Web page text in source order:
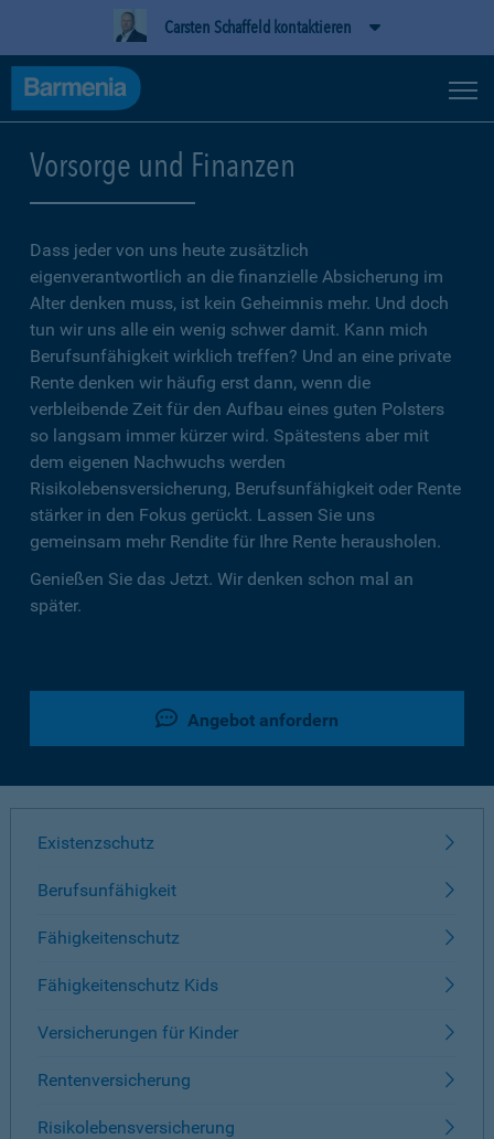
Carsten Schaffeld kontaktieren
Vorsorge und Finanzen
Dass jeder von uns heute zusätzlich
eigenverantwortlich an die finanzielle Absicherung im
Alter denken muss, ist kein Geheimnis mehr. Und doch
tun wir uns alle ein wenig schwer damit. Kann mich
Berufsunfähigkeit wirklich treffen? Und an eine private
Rente denken wir häufig erst dann, wenn die
verbleibende Zeit für den Aufbau eines guten Polsters
so langsam immer kürzer wird. Spätestens aber mit
dem eigenen Nachwuchs werden
Risikolebensversicherung, Berufsunfähigkeit oder Rente
stärker in den Fokus gerückt. Lassen Sie uns
gemeinsam mehr Rendite für Ihre Rente herausholen.
Genießen Sie das Jetzt. Wir denken schon mal an
später.
Angebot anfordern
Existenzschutz
Berufsunfähigkeit
Fähigkeitenschutz
Fähigkeitenschutz Kids
Versicherungen für Kinder
Rentenversicherung
Risikolebensversicherung